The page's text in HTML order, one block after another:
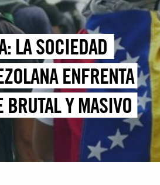
LA SOCIEDAD
ENFRENTA
BRUTAL Y MASIVO